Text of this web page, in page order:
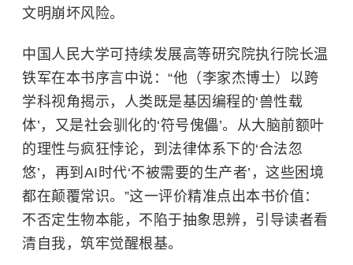
文明崩坏风险。
中国人民大学可持续发展高等研究院执行院长温
铁军在本书序言中说：“他（李家杰博士）以跨
学科视角揭示，人类既是基因编程的‘兽性载
体’，又是社会驯化的‘符号傀儡’。从大脑前额叶
的理性与疯狂悖论，到法律体系下的‘合法忽
悠’，再到AI时代‘不被需要的生产者’，这些困境
都在颠覆常识。”这一评价精准点出本书价值：
不否定生物本能，不陷于抽象思辨，引导读者看
清自我，筑牢觉醒根基。